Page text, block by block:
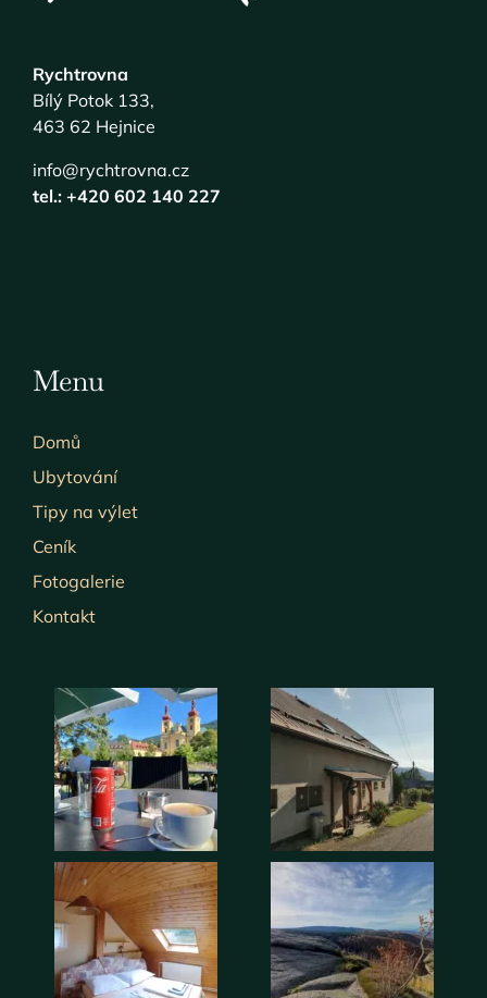
Rychtrovna
Bílý Potok 133,
463 62 Hejnice
info@rychtrovna.cz
tel.: +420 602 140 227
Menu
Domů
Ubytování
Tipy na výlet
Ceník
Fotogalerie
Kontakt